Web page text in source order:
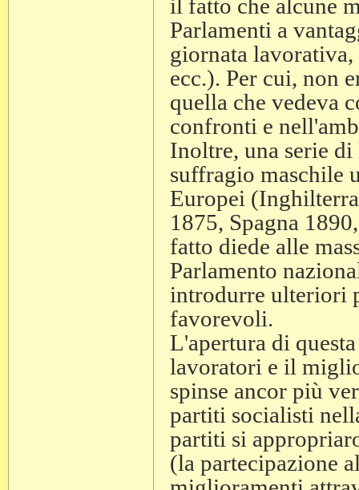
il fatto che alcune
Parlamenti a
giornata
ecc.). Per cui, non
quella che vedeva
confronti e
Inoltre, una serie
suffragio maschile
Europei
1875, Spagna
fatto diede alle
Parlamento
introdurre ulteriori
favorevoli.
L'apertura di
lavoratori e il
spinse ancor più
partiti socialisti
partiti si
(la partecipazione